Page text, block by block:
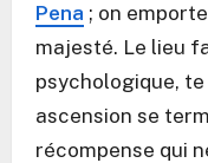
Pena ; on
majesté. Le lieu
psychologique,
ascension se
récompense qui